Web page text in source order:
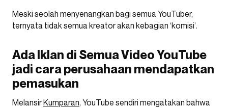
Meski seolah menyenangkan bagi semua YouTuber,
ternyata tidak semua kreator akan kebagian ‘komisi’.
Ada Iklan di Semua Video YouTube
jadi cara perusahaan mendapatkan
pemasukan
MelansirKumparan, YouTube sendiri mengatakan bahwa